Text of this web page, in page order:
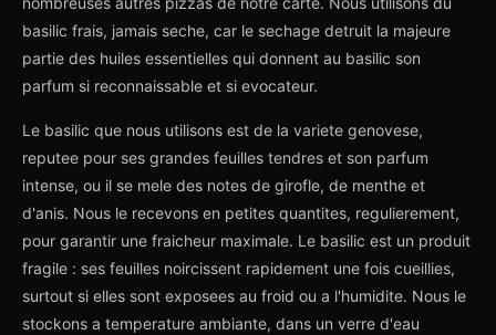
basilic frais, jamais seche, car le sechage detruit la majeure
partie des huiles essentielles qui donnent au basilic son
parfum si reconnaissable et si evocateur.
Le basilic que nous utilisons est de la variete genovese,
reputee pour ses grandes feuilles tendres et son parfum
intense, ou il se mele des notes de girofle, de menthe et
d'anis. Nous le recevons en petites quantites, regulierement,
pour garantir une fraicheur maximale. Le basilic est un produit
fragile : ses feuilles noircissent rapidement une fois cueillies,
surtout si elles sont exposees au froid ou a l'humidite. Nous le
stockons a temperature ambiante, dans un verre d'eau